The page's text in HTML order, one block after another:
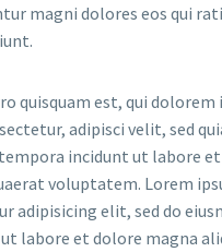
magni dolores eos qui
quisquam est, qui
adipisci velit, sed
incidunt ut labore
voluptatem. Lorem
adipisicing elit, sed do
labore et dolore magna